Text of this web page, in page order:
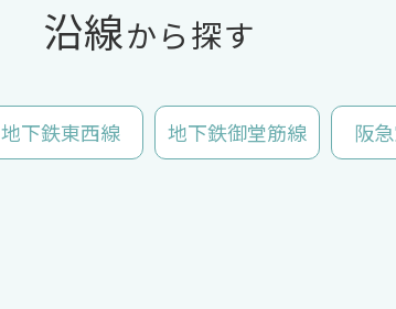
沿線から探す
地下鉄東西線 地下鉄御堂筋線 阪